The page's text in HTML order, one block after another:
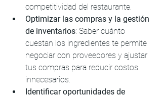
competitividad del restaurante.
Optimizar las compras y la gestión
de inventarios: Saber cuánto
cuestan los ingredientes te permite
negociar con proveedores y ajustar
tus compras para reducir costos
innecesarios.
Identificar oportunidades de